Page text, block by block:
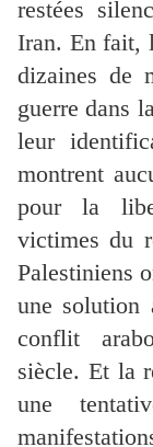
restées
Iran. En fait,
dizaines de
guerre dans
leur
montrent
pour la
victimes du
Palestiniens
une solution
conflit
siècle. Et la
une